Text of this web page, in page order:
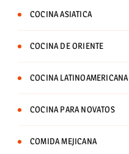
COCINA ASIATICA
COCINA DE ORIENTE
COCINA LATINOAMERICANA
COCINA PARA NOVATOS
COMIDA MEJICANA